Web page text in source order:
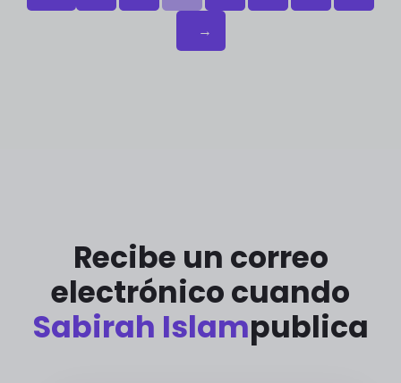
→
Recibe un correo
electrónico cuando
Sabirah Islampublica